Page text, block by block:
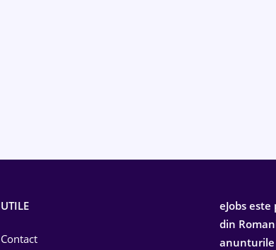
UTILE
Contact
eJobs
din
anunturile